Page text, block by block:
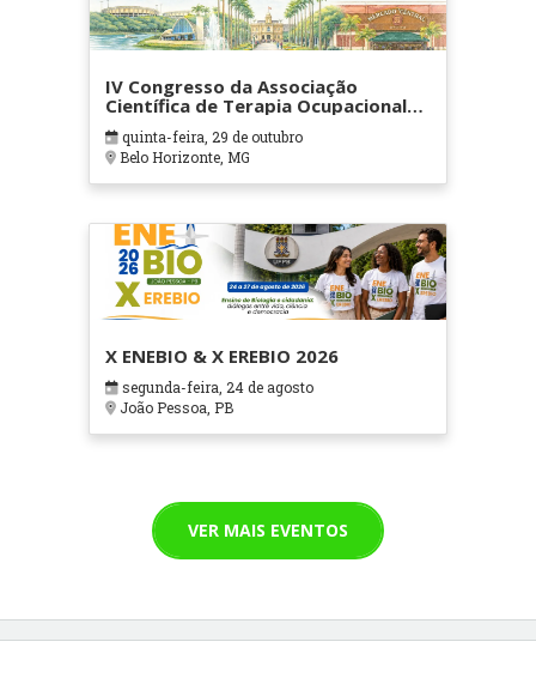
IV Congresso da Associação
Científica de Terapia Ocupacional
em Contextos Hospitalares e
Cuidados Paliativos - ATOHOSP
quinta-feira, 29 de outubro
Belo Horizonte, MG
X ENEBIO & X EREBIO 2026
segunda-feira, 24 de agosto
João Pessoa, PB
VER MAIS EVENTOS